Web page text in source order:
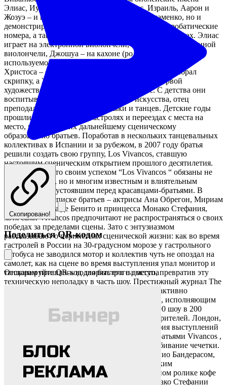
Элиас, Иуда, Джошуа (Иосиф), Христос, Израиль, Аарон и
Жозуэ – и научил их не только танцевать фламенко, но и
демонстрировать на сцене боевые искусства, акробатические
номера, а также играть на музыкальных инструментах. Элиас
играет на электронной виолончели, Иуда – на пятиструнной
виолончели, Джошуа – на кахоне (род перкуссии,
используемой исполнителями фламенко). Инструмент
Христоса – саксофон, Израиля – флейта, Аарон выбрал
скрипку, а Жозуэ – клавишные. Семья была первой
художественной школой братьев Виванкос. С детства они
воспитывались в атмосфере любви и искусства, отец
преподал им первые уроки музыки и танцев. Детские годы
прошли в непрерывных гастролях и переездах с места на
место, послуживших дальнейшему сценическому
образованию братьев. Поработав в нескольких танцевальных
коллективах в Испании и за рубежом, в 2007 году братья
решили создать свою группу, Los Vivancos, ставшую
настоящим сценическим открытием прошлого десятилетия.
Ходят слухи, что своим успехом “Los Vivancos “ обязаны не
только таланту, но и многим известным и влиятельным
женщинам, не устоявшим перед красавцами-братьями. В
донжуанском списке братьев – актрисы Ана Обрегон, Мириам
Санчес, Аранча де Бенито и принцесса Монако Стефания,
хотя сами Vivancos предпочитают не распространяться о своих
победах за пределами сцены. Зато с энтузиазмом
рассказывают о перипетиях сценической жизни: как во время
гастролей в России на 30-градусном морозе у гастрольного
автобуса не заводился мотор и коллектив чуть не опоздал на
самолет, как на сцене во время выступления упал монитор и
танцорам пришлось водворять его на место, превратив эту
техническую неполадку в часть шоу. Престижный журнал The
New Yorker Magazine назвал группу «самым активно
гастролирующим современным коллективом, исполняющим
фламенко»: Los Vicancos отработали более 900 шоу в 200
городах по всему миру, собрав почти 2 млн зрителей. Лондон,
Нью-Йорк, Катар – далеко не полная география выступлений
коллектива. В числе трофеев, полученных братьями Vivancos ,
премия Гиннесса за самое быстрое в мире отбивание чечетки.
Коллектив выступал на одной сцене с Антонио Бандерасом,
Милен Фармер, Дортмундским и Будапештским
симфоническим оркестром, снялся в рекламном ролике кофе
Nespresso. По приглашению принцессы Монако Стефании
Скопировано!
Поделиться QR-кодом
Отсканируйте QR-код для быстрого доступа